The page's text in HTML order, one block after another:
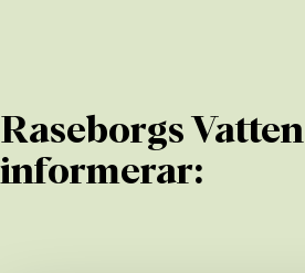
Raseborgs Vatten
informerar: